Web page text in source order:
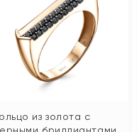
из золота с
бриллиантами